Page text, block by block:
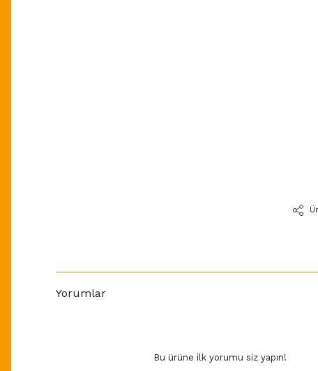
Yorumlar
Bu ürüne ilk yorumu siz yapın!